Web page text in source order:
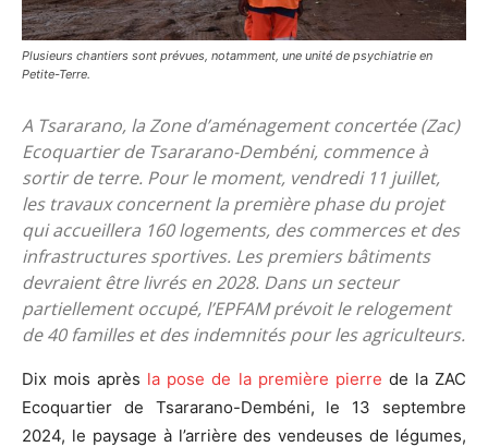
Plusieurs chantiers sont prévues, notamment, une unité de psychiatrie en
Petite-Terre.
A Tsararano, la Zone d’aménagement concertée (Zac)
Ecoquartier de Tsararano-Dembéni, commence à
sortir de terre. Pour le moment, vendredi 11 juillet,
les travaux concernent la première phase du projet
qui accueillera 160 logements, des commerces et des
infrastructures sportives. Les premiers bâtiments
devraient être livrés en 2028. Dans un secteur
partiellement occupé, l’EPFAM prévoit le relogement
de 40 familles et des indemnités pour les agriculteurs.
Dix mois après la pose de la première pierre de la ZAC
Ecoquartier de Tsararano-Dembéni, le 13 septembre
2024, le paysage à l’arrière des vendeuses de légumes,